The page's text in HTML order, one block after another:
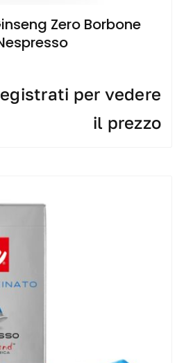
Zero Borbone
per vedere
il prezzo